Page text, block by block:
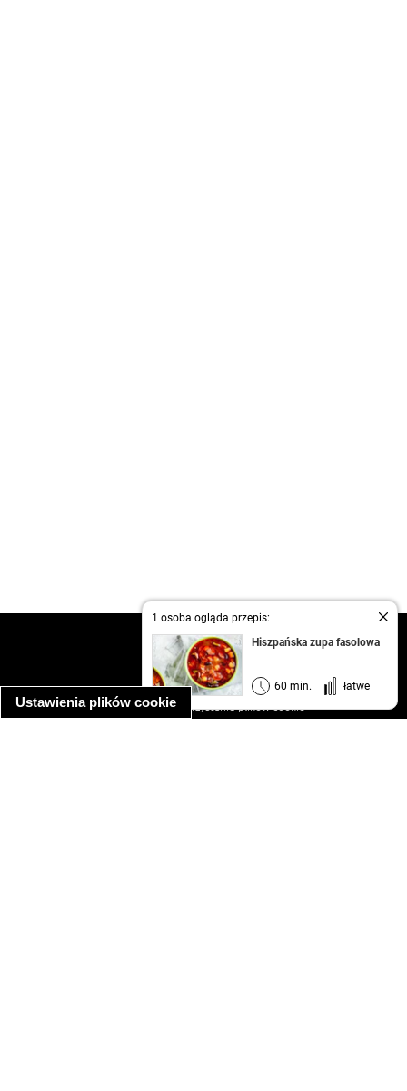
Ustawienia plików cookie
1 osoba ogląda przepis:
Hiszpańska zupa fasolowa
60 min. łatwe
kontakt
regulamin
informacja o prywatności
informacja o wykorzystaniu plików cookie